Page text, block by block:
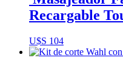
Recargable
U$S 104